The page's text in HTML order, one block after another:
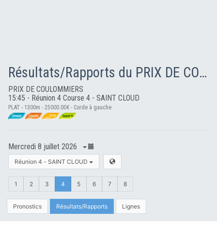
Résultats/Rapports du PRIX DE COULOMMIERS
PRIX DE COULOMMIERS
15:45 - Réunion 4 Course 4 - SAINT CLOUD
PLAT - 1300m - 25000.00€ - Corde à gauche
Mercredi 8 juillet 2026
Réunion 4 - SAINT CLOUD
1 2 3 4 5 6 7 8
Pronostics Résultats/Rapports Lignes